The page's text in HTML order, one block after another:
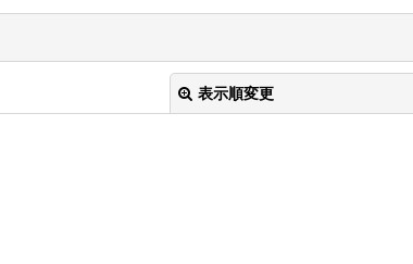
表示順変更